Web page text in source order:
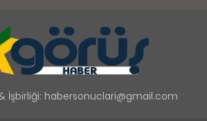
İşbirliği: habersonuclari@gmail.com